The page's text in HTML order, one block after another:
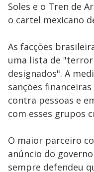
Soles e o Tren de
o cartel mexicano
As facções
uma lista de
designados". A
sanções
contra pessoas e
com esses grupos
O maior parceiro
anúncio do
sempre defendeu